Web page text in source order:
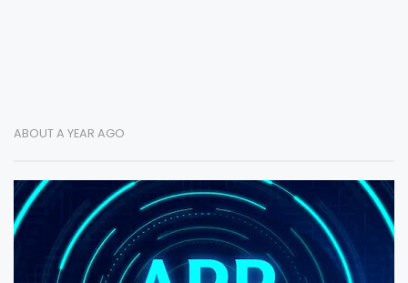
ABOUT A YEAR AGO